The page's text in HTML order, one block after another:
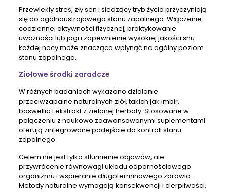
Przewlekły stres, zły sen i siedzący tryb życia przyczyniają
się do ogólnoustrojowego stanu zapalnego. Włączenie
codziennej aktywności fizycznej, praktykowanie
uważności lub jogi i zapewnienie wysokiej jakości snu
każdej nocy może znacząco wpłynąć na ogólny poziom
stanu zapalnego.
Ziołowe środki zaradcze
W różnych badaniach wykazano działanie
przeciwzapalne naturalnych ziół, takich jak imbir,
boswellia i ekstrakt z zielonej herbaty. Stosowane w
połączeniu z naukowo zaawansowanymi suplementami
oferują zintegrowane podejście do kontroli stanu
zapalnego.
Celem nie jest tylko stłumienie objawów, ale
przywrócenie równowagi układu odpornościowego
organizmu i wspieranie długoterminowego zdrowia.
Metody naturalne wymagają konsekwencji i cierpliwości,